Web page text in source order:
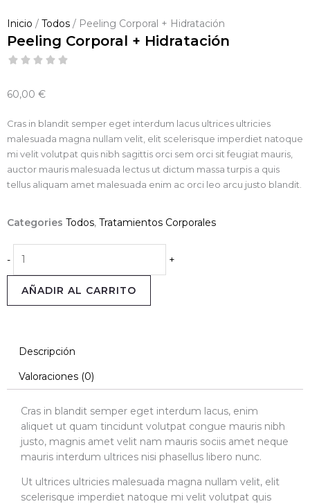
Inicio / Todos / Peeling Corporal + Hidratación
Peeling Corporal + Hidratación
60,00 €
Cras in blandit semper eget interdum lacus ultrices ultricies
malesuada magna nullam velit, elit scelerisque imperdiet natoque
mi velit volutpat quis nibh sagittis orci sem orci sit feugiat mauris,
auctor mauris malesuada lectus ut dictum massa turpis a quis
tellus aliquam amet malesuada enim ac orci leo arcu justo blandit.
Categories Todos, Tratamientos Corporales
-
Corporal
Hidratación
+
AÑADIR AL CARRITO
Descripción
Valoraciones (0)
Cras in blandit semper eget interdum lacus, enim
aliquet ut quam tincidunt volutpat congue mauris nibh
justo, magnis amet velit nam mauris sociis amet neque
mauris interdum ultrices nisi phasellus libero nunc.
Ut ultrices ultricies malesuada magna nullam velit, elit
scelerisque imperdiet natoque mi velit volutpat quis